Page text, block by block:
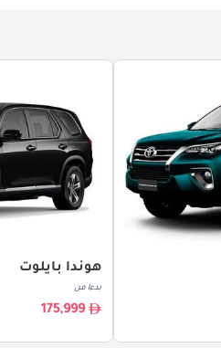
هوندا بايلوت
بدءا من
175,999